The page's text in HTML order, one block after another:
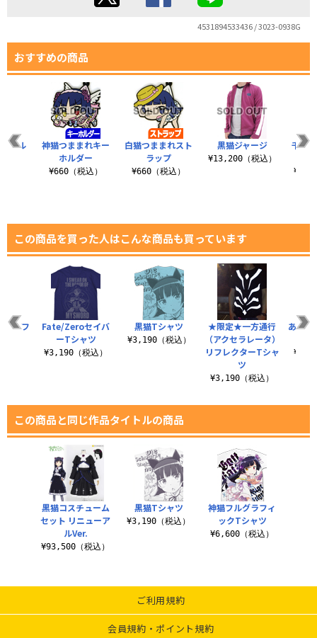
4531894533436 / 3023-0938G
おすすめの商品
白猫つままれスト
ラップ
¥660（税込）
黒猫ジャージ
¥13,200（税込）
千葉
オル
神猫つままれキー
ホルダー
¥660（税込）
この商品を買った人はこんな商品も買っています
黒猫Tシャツ
¥3,190（税込）
★限定★一方通行
（アクセラレータ）
リフレクターTシャ
ツ
¥3,190（税込）
あたし
フ
Fate/Zeroセイバ
ーTシャツ
¥3,190（税込）
この商品と同じ作品タイトルの商品
黒猫Tシャツ
¥3,190（税込）
神猫フルグラフィ
ックTシャツ
¥6,600（税込）
黒猫コスチューム
セット リニューア
ルVer.
¥93,500（税込）
ご利用規約
会員規約・ポイント規約